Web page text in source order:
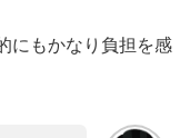
にもかなり負担を感